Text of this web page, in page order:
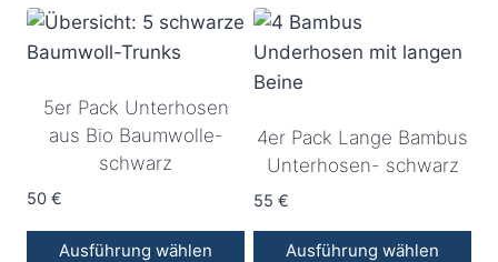
Produkt
weist
Varianten
auf.
Optionen
können
Produkt
weist
mehrere
auf.
Die
Optionen
können
5er Pack Unterhosen
aus Bio Baumwolle-
schwarz
50 €
Ausführung wählen
4er Pack Lange Bambus
Unterhosen- schwarz
55 €
Ausführung wählen